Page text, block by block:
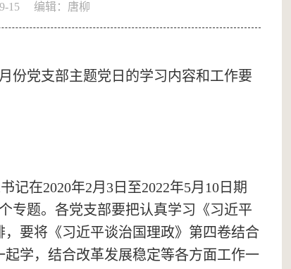
15 编辑：唐柳
月份党支部主题党日的学习内容和工作要
记在2020年2月3日至2022年5月10日期
专题。各党支部要把认真学习《习近平
要将《习近平谈治国理政》第四卷结合
起学，结合改革发展稳定等各方面工作一